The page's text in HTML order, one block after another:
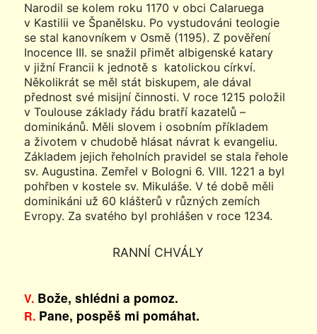
Narodil se kolem roku 1170 v obci Calaruega
v Kastilii ve Španělsku. Po vystudováni teologie
se stal kanovníkem v Osmě (1195). Z pověření
Inocence III. se snažil přimět albigenské katary
v jižní Francii k jednotě s katolickou církví.
Několikrát se měl stát biskupem, ale dával
přednost své misijní činnosti. V roce 1215 položil
v Toulouse základy řádu bratří kazatelů –
dominikánů. Měli slovem i osobním příkladem
a životem v chudobě hlásat návrat k evangeliu.
Základem jejich řeholních pravidel se stala řehole
sv. Augustina. Zemřel v Bologni 6. VIII. 1221 a byl
pohřben v kostele sv. Mikuláše. V té době měli
dominikáni už 60 klášterů v různých zemích
Evropy. Za svatého byl prohlášen v roce 1234.
RANNÍ CHVÁLY
V.Bože, shlédni a pomoz.
R.Pane, pospěš mi pomáhat.